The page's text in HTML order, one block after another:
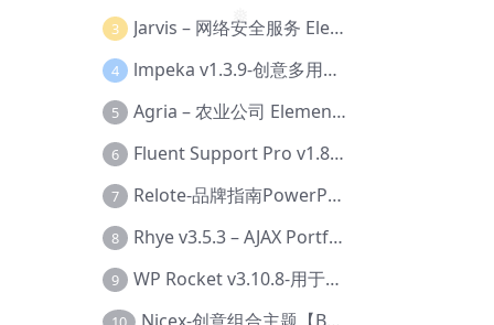
❅
3 Jarvis – 网络安全服务 Elementor 模板套件【Aa-0035】
4 lmpeka v1.3.9-创意多用途 WordPress 主题【Be-0064】
5 Agria – 农业公司 Elementor Pro 模板套件【Aa-0003】
6 Fluent Support Pro v1.8.1 – WordPress 支持票务系统【Cc-0041】
7 Relote-品牌指南PowerPoint模板【Dc-0076】
8 Rhye v3.5.3 – AJAX Portfolio WordPress 主题【Bi-0049】
9 WP Rocket v3.10.8-用于wordpress速度优化的缓存加速插件【Cd-0019】